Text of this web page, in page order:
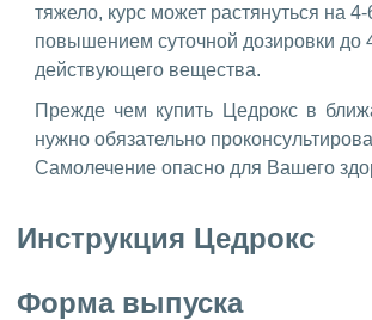
тяжело, курс может растянуться на
повышением суточной дозировки до
действующего вещества.
Прежде чем купить Цедрокс в
нужно обязательно
Самолечение опасно для Вашего
Инструкция Цедрокс
Форма выпуска